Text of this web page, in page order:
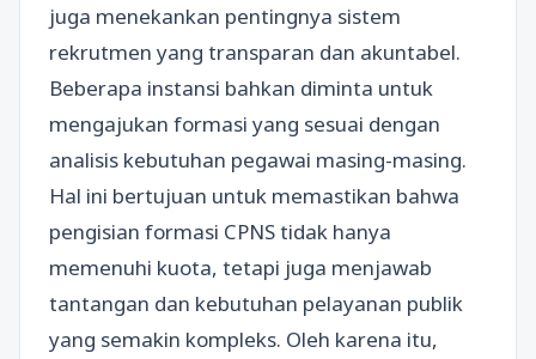
juga menekankan pentingnya sistem
rekrutmen yang transparan dan akuntabel.
Beberapa instansi bahkan diminta untuk
mengajukan formasi yang sesuai dengan
analisis kebutuhan pegawai masing-masing.
Hal ini bertujuan untuk memastikan bahwa
pengisian formasi CPNS tidak hanya
memenuhi kuota, tetapi juga menjawab
tantangan dan kebutuhan pelayanan publik
yang semakin kompleks. Oleh karena itu,